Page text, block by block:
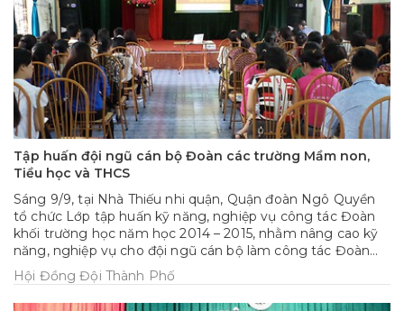
Tập huấn đội ngũ cán bộ Đoàn các trường Mầm non,
Tiều học và THCS
Sáng 9/9, tại Nhà Thiếu nhi quận, Quận đoàn Ngô Quyền
tổ chức Lớp tập huấn kỹ năng, nghiệp vụ công tác Đoàn
khối trường học năm học 2014 – 2015, nhằm nâng cao kỹ
năng, nghiệp vụ cho đội ngũ cán bộ làm công tác Đoàn
trong các trường học Mầm non, Tiểu học và THCS trực
thuộc, thu hút gần 70 cán bộ Đoàn các phường, các
trường Mầm non, Tiểu học và THCS tham gia.
Hội Đồng Đội Thành Phố